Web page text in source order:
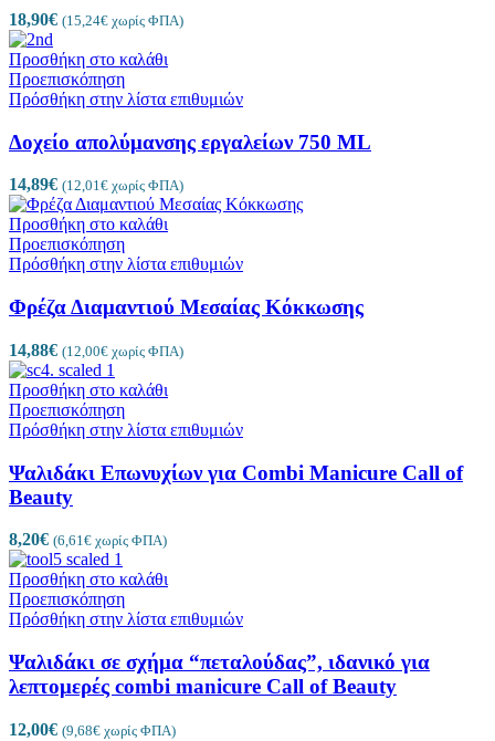
18,90€ (15,24€ χωρίς ΦΠΑ)
Προσθήκη στο καλάθι
Προεπισκόπηση
Πρόσθήκη στην λίστα επιθυμιών
Δοχείο απολύμανσης εργαλείων 750 ML
14,89€ (12,01€ χωρίς ΦΠΑ)
Προσθήκη στο καλάθι
Προεπισκόπηση
Πρόσθήκη στην λίστα επιθυμιών
Φρέζα Διαμαντιού Μεσαίας Κόκκωσης
14,88€ (12,00€ χωρίς ΦΠΑ)
Προσθήκη στο καλάθι
Προεπισκόπηση
Πρόσθήκη στην λίστα επιθυμιών
Ψαλιδάκι Επωνυχίων για Combi Manicure Call of
Beauty
8,20€ (6,61€ χωρίς ΦΠΑ)
Προσθήκη στο καλάθι
Προεπισκόπηση
Πρόσθήκη στην λίστα επιθυμιών
Ψαλιδάκι σε σχήμα “πεταλούδας”, ιδανικό για
λεπτομερές combi manicure Call of Beauty
12,00€ (9,68€ χωρίς ΦΠΑ)